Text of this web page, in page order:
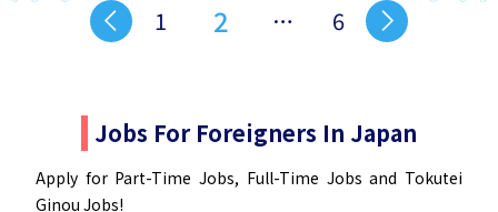
1 2 … 6
Jobs For Foreigners In Japan
Apply for Part-Time Jobs, Full-Time Jobs and Tokutei
Ginou Jobs!